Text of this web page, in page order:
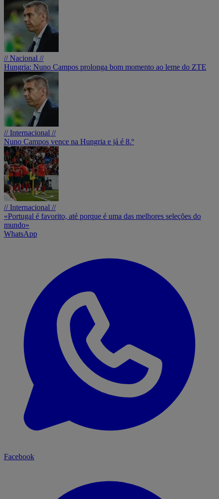
// Nacional //
Hungria: Nuno Campos prolonga bom momento ao leme do ZTE
// Internacional //
Nuno Campos vence na Hungria e já é 8.º
// Internacional //
«Portugal é favorito, até porque é uma das melhores seleções do
mundo»
WhatsApp
Facebook